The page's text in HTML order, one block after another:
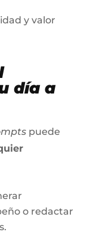
y valor
día a
puede
o redactar